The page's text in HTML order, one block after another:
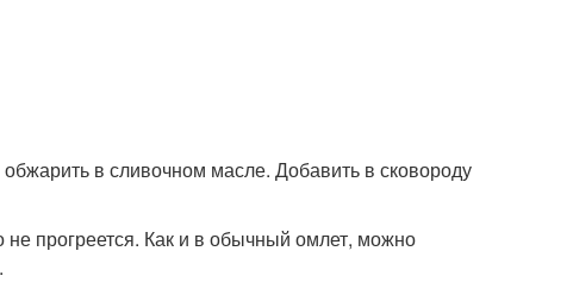
в сливочном масле. Добавить в сковороду
прогреется. Как и в обычный омлет, можно